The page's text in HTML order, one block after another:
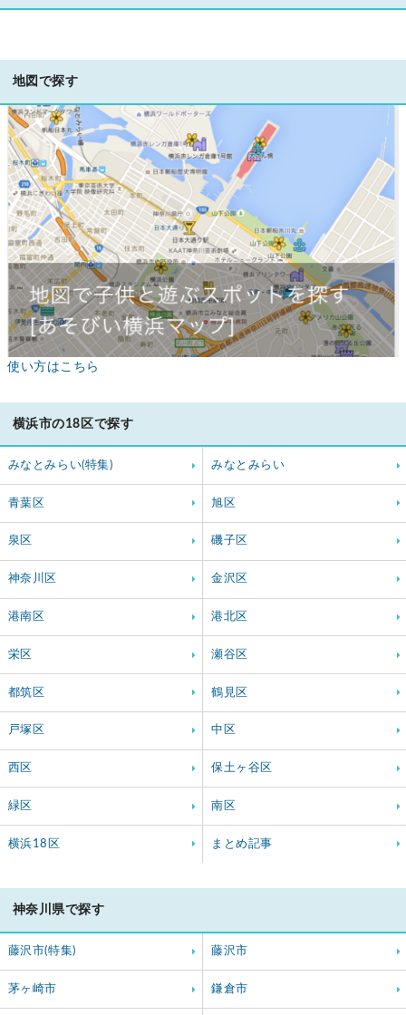
地図で探す
使い方はこちら
横浜市の18区で探す
みなとみらい(特集) みなとみらい
青葉区 旭区
泉区 磯子区
神奈川区 金沢区
港南区 港北区
栄区 瀬谷区
都筑区 鶴見区
戸塚区 中区
西区 保土ヶ谷区
緑区 南区
横浜18区 まとめ記事
神奈川県で探す
藤沢市(特集) 藤沢市
茅ヶ崎市 鎌倉市